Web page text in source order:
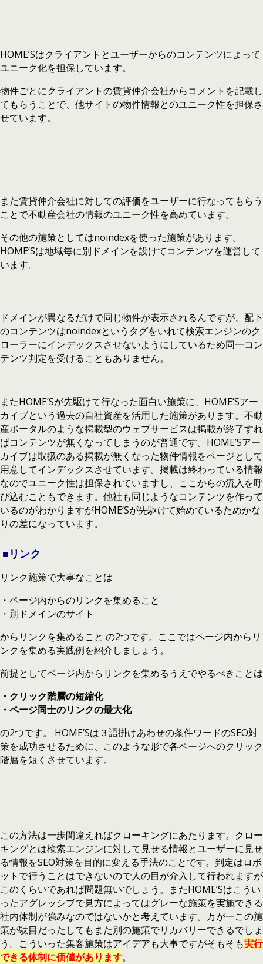
HOME’Sはクライアントとユーザーからのコンテンツによって
ユニーク化を担保しています。
物件ごとにクライアントの賃貸仲介会社からコメントを記載し
てもらうことで、他サイトの物件情報とのユニーク性を担保さ
せています。
また賃貸仲介会社に対しての評価をユーザーに行なってもらう
ことで不動産会社の情報のユニーク性を高めています。
その他の施策としてはnoindexを使った施策があります。
HOME’Sは地域毎に別ドメインを設けてコンテンツを運営して
います。
ドメインが異なるだけで同じ物件が表示されるんですが、配下
のコンテンツはnoindexというタグをいれて検索エンジンのク
ローラーにインデックスさせないようにしているため同一コン
テンツ判定を受けることもありません。
またHOME’Sが先駆けて行なった面白い施策に、HOME’Sアー
カイブという過去の自社資産を活用した施策があります。不動
産ポータルのような掲載型のウェブサービスは掲載が終了すれ
ばコンテンツが無くなってしまうのが普通です。HOME’Sアー
カイブは取扱のある掲載が無くなった物件情報をページとして
用意してインデックスさせています。掲載は終わっている情報
なのでユニーク性は担保されていますし、ここからの流入を呼
び込むこともできます。他社も同じようなコンテンツを作って
いるのがわかりますがHOME’Sが先駆けて始めているためかな
りの差になっています。
■リンク
リンク施策で大事なことは
・ページ内からのリンクを集めること
・別ドメインのサイト
からリンクを集めること の2つです。ここではページ内からリ
ンクを集める実践例を紹介しましょう。
前提としてページ内からリンクを集めるうえでやるべきことは
・クリック階層の短縮化
・ページ同士のリンクの最大化
の2つです。 HOME’Sは３語掛けあわせの条件ワードのSEO対
策を成功させるために、このような形で各ページへのクリック
階層を短くさせています。
この方法は一歩間違えればクローキングにあたります。クロー
キングとは検索エンジンに対して見せる情報とユーザーに見せ
る情報をSEO対策を目的に変える手法のことです。判定はロボ
ットで行うことはできないので人の目が介入して行われますが
このくらいであれば問題無いでしょう。またHOME’Sはこうい
ったアグレッシブで見方によってはグレーな施策を実施できる
社内体制が強みなのではないかと考えています。万が一この施
策が駄目だったしてもまた別の施策でリカバリーできるでしょ
う。こういった集客施策はアイデアも大事ですがそもそも実行
できる体制に価値があります。